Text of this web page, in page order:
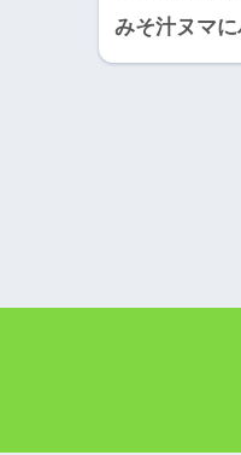
みそ汁ヌマ